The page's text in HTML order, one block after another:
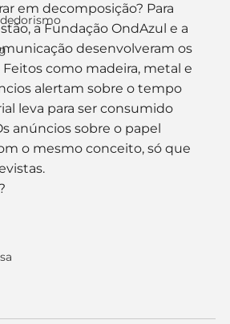
em decomposição? Para
a Fundação OndAzul e a
desenvolveram os
Feitos como madeira, metal e
alertam sobre o tempo
leva para ser consumido
anúncios sobre o papel
o mesmo conceito, só que